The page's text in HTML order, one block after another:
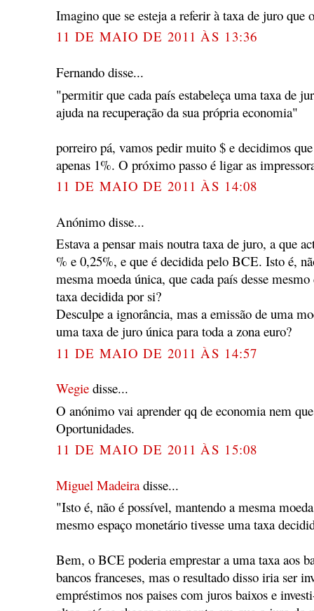
Imagino que se esteja a referir à taxa de juro que
11 DE MAIO DE 2011 ÀS 13:36
Fernando disse...
"permitir que cada país estabeleça uma taxa de
ajuda na recuperação da sua própria economia"
porreiro pá, vamos pedir muito $ e decidimos
apenas 1%. O próximo passo é ligar as
11 DE MAIO DE 2011 ÀS 14:08
Anónimo disse...
Estava a pensar mais noutra taxa de juro, a que
% e 0,25%, e que é decidida pelo BCE. Isto é,
mesma moeda única, que cada país desse
taxa decidida por si?
Desculpe a ignorância, mas a emissão de uma
uma taxa de juro única para toda a zona euro?
11 DE MAIO DE 2011 ÀS 14:57
Wegie disse...
O anónimo vai aprender qq de economia nem
Oportunidades.
11 DE MAIO DE 2011 ÀS 15:08
Miguel Madeiradisse...
"Isto é, não é possível, mantendo a mesma
mesmo espaço monetário tivesse uma taxa
Bem, o BCE poderia emprestar a uma taxa aos
bancos franceses, mas o resultado disso iria ser
empréstimos nos paises com juros baixos e